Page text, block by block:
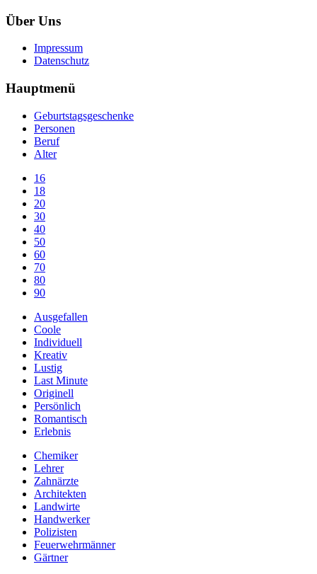
Über Uns
Impressum
Datenschutz
Hauptmenü
Geburtstagsgeschenke
Personen
Beruf
Alter
16
18
20
30
40
50
60
70
80
90
Ausgefallen
Coole
Individuell
Kreativ
Lustig
Last Minute
Originell
Persönlich
Romantisch
Erlebnis
Chemiker
Lehrer
Zahnärzte
Architekten
Landwirte
Handwerker
Polizisten
Feuerwehrmänner
Gärtner